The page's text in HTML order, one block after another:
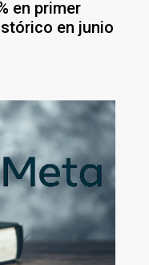
en primer
en junio